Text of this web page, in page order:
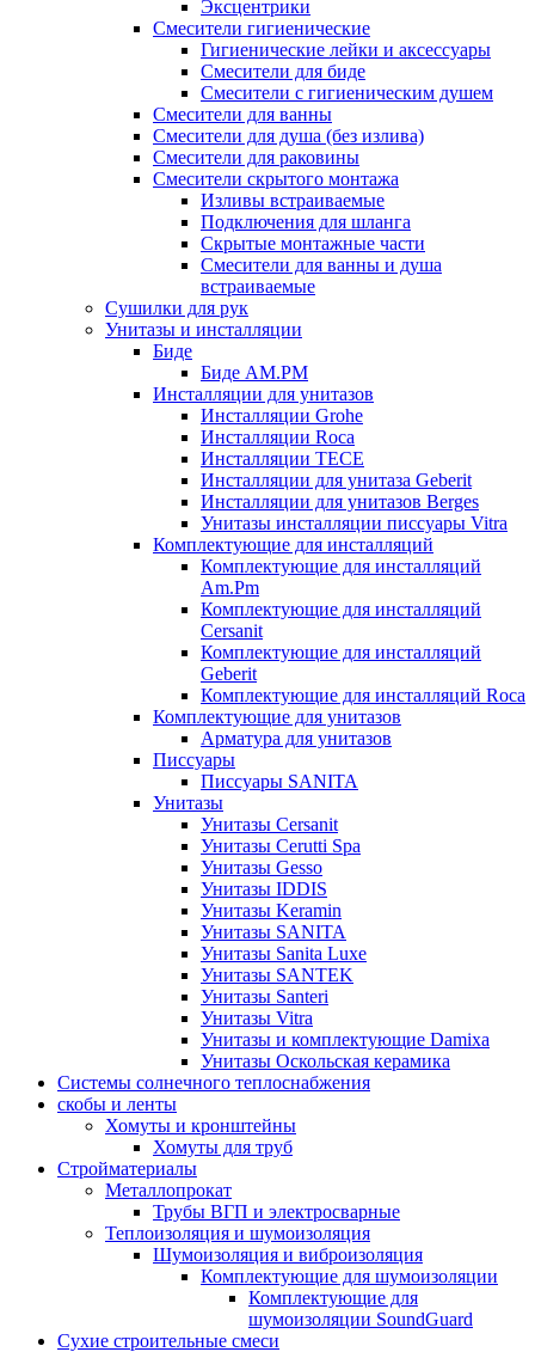
Эксцентрики
Смесители гигиенические
Гигиенические лейки и аксессуары
Смесители для биде
Смесители с гигиеническим душем
Смесители для ванны
Смесители для душа (без излива)
Смесители для раковины
Смесители скрытого монтажа
Изливы встраиваемые
Подключения для шланга
Скрытые монтажные части
Смесители для ванны и душа
встраиваемые
Сушилки для рук
Унитазы и инсталляции
Биде
Биде AM.PM
Инсталляции для унитазов
Инсталляции Grohe
Инсталляции Roca
Инсталляции TECE
Инсталляции для унитаза Geberit
Инсталляции для унитазов Berges
Унитазы инсталляции писсуары Vitra
Комплектующие для инсталляций
Комплектующие для инсталляций
Am.Pm
Комплектующие для инсталляций
Cersanit
Комплектующие для инсталляций
Geberit
Комплектующие для инсталляций Roca
Комплектующие для унитазов
Арматура для унитазов
Писсуары
Писсуары SANITA
Унитазы
Унитазы Cersanit
Унитазы Cerutti Spa
Унитазы Gesso
Унитазы IDDIS
Унитазы Keramin
Унитазы SANITA
Унитазы Sanita Luxe
Унитазы SANTEK
Унитазы Santeri
Унитазы Vitra
Унитазы и комплектующие Damixa
Унитазы Оскольская керамика
Системы солнечного теплоснабжения
скобы и ленты
Хомуты и кронштейны
Хомуты для труб
Стройматериалы
Металлопрокат
Трубы ВГП и электросварные
Теплоизоляция и шумоизоляция
Шумоизоляция и виброизоляция
Комплектующие для шумоизоляции
Комплектующие для
шумоизоляции SoundGuard
Сухие строительные смеси